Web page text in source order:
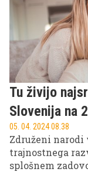
Tu živijo
Slovenija na
05. 04. 2024 08.38
Združeni
trajnostnega
splošnem